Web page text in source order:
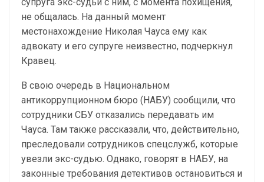
не общалась. На данный момент
местонахождение Николая Чауса ему как
адвокату и его супруге неизвестно, подчеркнул
Кравец.
В свою очередь в Национальном
антикоррупционном бюро (НАБУ) сообщили, что
сотрудники СБУ отказались передавать им
Чауса. Там также рассказали, что, действительно,
преследовали сотрудников спецслужб, которые
увезли экс-судью. Однако, говорят в НАБУ, на
законные требования детективов остановиться и